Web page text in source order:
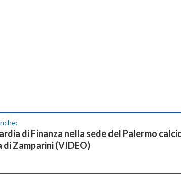
di Finanza nella sede del Palermo
di Zamparini (VIDEO)